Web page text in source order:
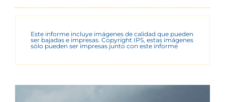
Este informe incluye imágenes de calidad que pueden
ser bajadas e impresas. Copyright IPS, estas imágenes
sólo pueden ser impresas junto con este informe